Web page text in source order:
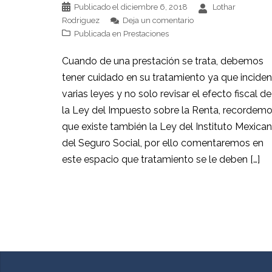
Publicado el diciembre 6, 2018
Lothar
Rodriguez
Deja un comentario
Publicada en Prestaciones
Cuando de una prestación se trata, debemos
tener cuidado en su tratamiento ya que inciden
varias leyes y no solo revisar el efecto fiscal de
la Ley del Impuesto sobre la Renta,
que existe también la Ley del Instituto
del Seguro Social, por ello comentaremos en
este espacio que tratamiento se le deben […]